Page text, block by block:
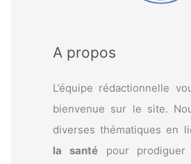
A propos
L’équipe rédactionnelle
bienvenue sur le site.
diverses thématiques en
la santépour prodiguer